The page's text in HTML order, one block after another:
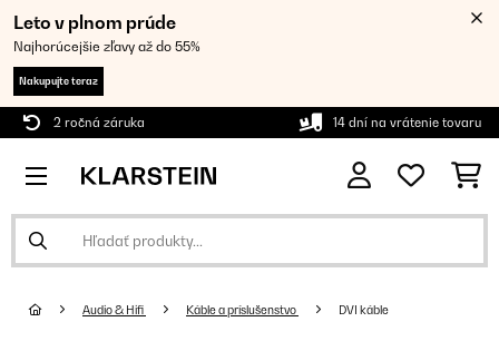
Leto v plnom prúde
Najhorúcejšie zľavy až do 55%
Nakupujte teraz
2 ročná záruka 14 dní na vrátenie tovaru
Audio & Hifi Káble a príslušenstvo DVI káble